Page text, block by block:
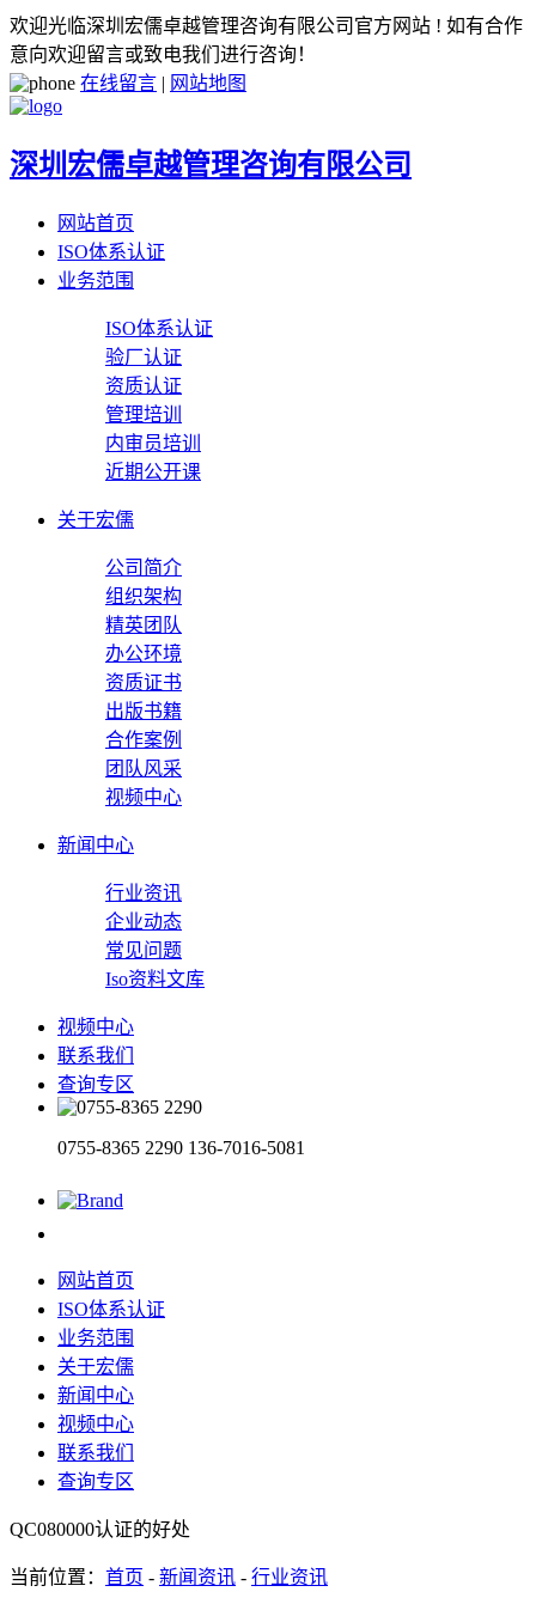
欢迎光临深圳宏儒卓越管理咨询有限公司官方网站 ! 如有合作
意向欢迎留言或致电我们进行咨询！
在线留言 | 网站地图
深圳宏儒卓越管理咨询有限公司
网站首页
ISO体系认证
业务范围
ISO体系认证
验厂认证
资质认证
管理培训
内审员培训
近期公开课
关于宏儒
公司简介
组织架构
精英团队
办公环境
资质证书
出版书籍
合作案例
团队风采
视频中心
新闻中心
行业资讯
企业动态
常见问题
Iso资料文库
视频中心
联系我们
查询专区
0755-8365 2290 136-7016-5081
网站首页
ISO体系认证
业务范围
关于宏儒
新闻中心
视频中心
联系我们
查询专区
QC080000认证的好处
当前位置： 首页 - 新闻资讯 - 行业资讯